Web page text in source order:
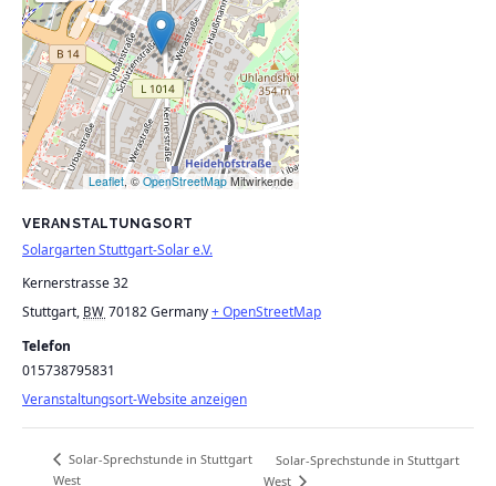
VERANSTALTUNGSORT
Solargarten Stuttgart-Solar e.V.
Kernerstrasse 32
Stuttgart, BW 70182Germany+ OpenStreetMap
Telefon
015738795831
Veranstaltungsort-Website anzeigen
Leaflet, © OpenStreetMap Mitwirkende
Solar-Sprechstunde in Stuttgart
West
Solar-Sprechstunde in Stuttgart
West